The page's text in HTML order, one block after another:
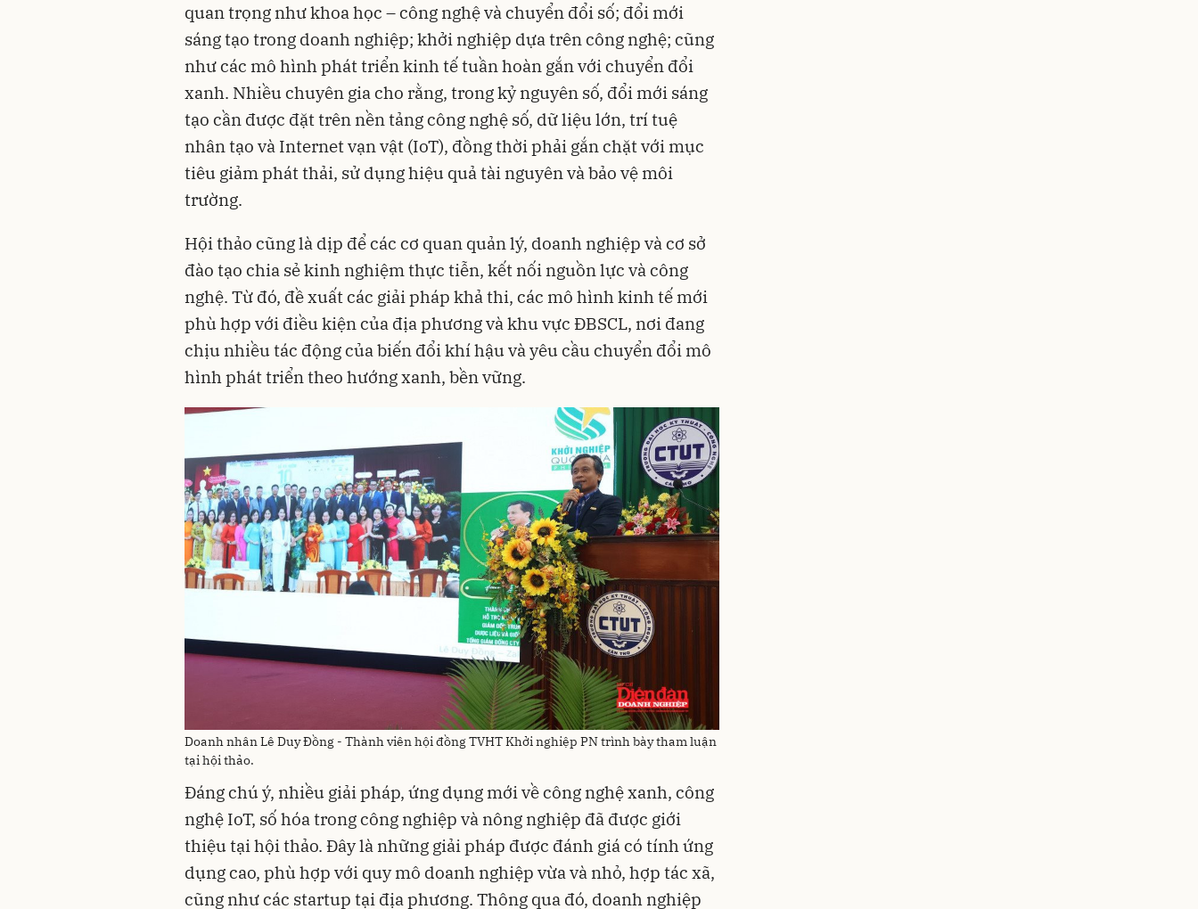
quan trọng như khoa học – công nghệ và chuyển đổi số; đổi mới
sáng tạo trong doanh nghiệp; khởi nghiệp dựa trên công nghệ; cũng
như các mô hình phát triển kinh tế tuần hoàn gắn với chuyển đổi
xanh. Nhiều chuyên gia cho rằng, trong kỷ nguyên số, đổi mới sáng
tạo cần được đặt trên nền tảng công nghệ số, dữ liệu lớn, trí tuệ
nhân tạo và Internet vạn vật (IoT), đồng thời phải gắn chặt với mục
tiêu giảm phát thải, sử dụng hiệu quả tài nguyên và bảo vệ môi
trường.
Hội thảo cũng là dịp để các cơ quan quản lý, doanh nghiệp và cơ sở
đào tạo chia sẻ kinh nghiệm thực tiễn, kết nối nguồn lực và công
nghệ. Từ đó, đề xuất các giải pháp khả thi, các mô hình kinh tế mới
phù hợp với điều kiện của địa phương và khu vực ĐBSCL, nơi đang
chịu nhiều tác động của biến đổi khí hậu và yêu cầu chuyển đổi mô
hình phát triển theo hướng xanh, bền vững.
Doanh nhân Lê Duy Đồng - Thành viên hội đồng TVHT Khởi nghiệp PN trình bày tham luận
tại hội thảo.
Đáng chú ý, nhiều giải pháp, ứng dụng mới về công nghệ xanh, công
nghệ IoT, số hóa trong công nghiệp và nông nghiệp đã được giới
thiệu tại hội thảo. Đây là những giải pháp được đánh giá có tính ứng
dụng cao, phù hợp với quy mô doanh nghiệp vừa và nhỏ, hợp tác xã,
cũng như các startup tại địa phương. Thông qua đó, doanh nghiệp